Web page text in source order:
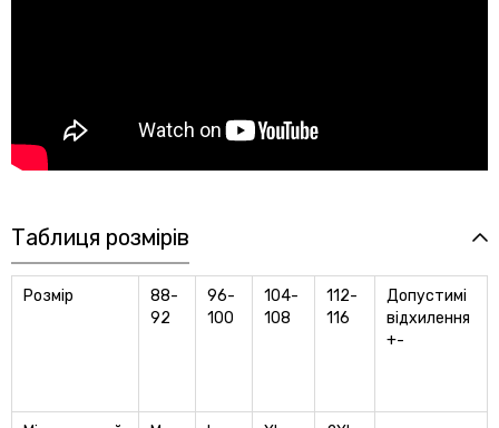
Таблиця розмірів
Розмір
88-
92
96-
100
104-
108
112-
116
Допустимі
відхилення
+-